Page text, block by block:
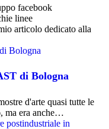
facebook
linee
articolo dedicato alla
di Bologna
d'arte quasi tutte le
ma era anche…